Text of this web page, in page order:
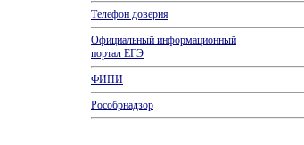
Телефон доверия
Официальный информационный
портал ЕГЭ
ФИПИ
Рособрнадзор